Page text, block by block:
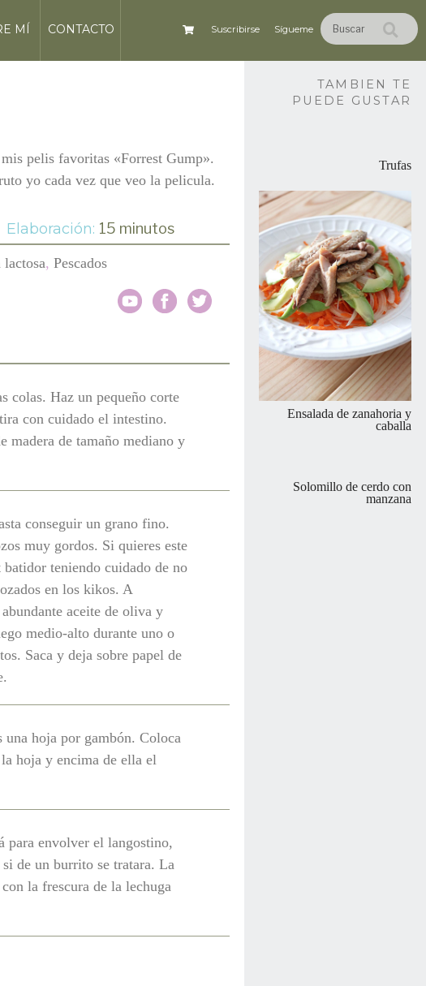
Suscribirse Sígueme
MÍ CONTACTO
pelis favoritas «Forrest Gump».
yo cada vez que veo la pelicula.
Elaboración: 15 minutos
lactosa, Pescados
colas. Haz un pequeño corte
con cuidado el intestino.
madera de tamaño mediano y
conseguir un grano fino.
muy gordos. Si quieres este
batidor teniendo cuidado de no
en los kikos. A
aceite de oliva y
medio-alto durante uno o
Saca y deja sobre papel de
una hoja por gambón. Coloca
hoja y encima de ella el
para envolver el langostino,
de un burrito se tratara. La
la frescura de la lechuga
TAMBIEN TE
PUEDE GUSTAR
Trufas
Ensalada de zanahoria y
caballa
Solomillo de cerdo con
manzana